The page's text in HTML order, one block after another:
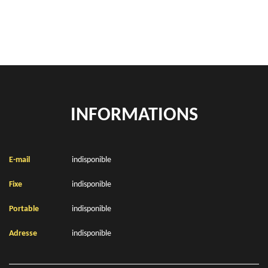
INFORMATIONS
E-mail indisponible
Fixe indisponible
Portable indisponible
Adresse indisponible